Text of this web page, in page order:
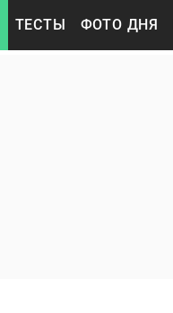
ТЕСТЫ ФОТО ДНЯ